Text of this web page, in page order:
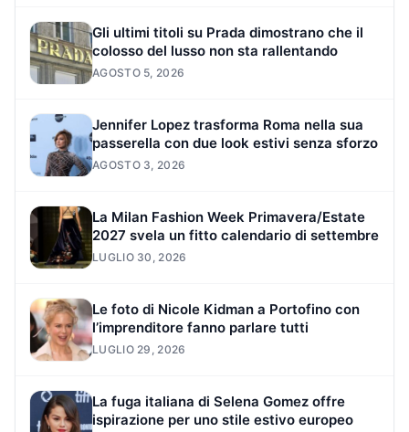
Gli ultimi titoli su Prada dimostrano che il
colosso del lusso non sta rallentando
AGOSTO 5, 2026
Jennifer Lopez trasforma Roma nella sua
passerella con due look estivi senza sforzo
AGOSTO 3, 2026
La Milan Fashion Week Primavera/Estate
2027 svela un fitto calendario di settembre
LUGLIO 30, 2026
Le foto di Nicole Kidman a Portofino con
l’imprenditore fanno parlare tutti
LUGLIO 29, 2026
La fuga italiana di Selena Gomez offre
ispirazione per uno stile estivo europeo